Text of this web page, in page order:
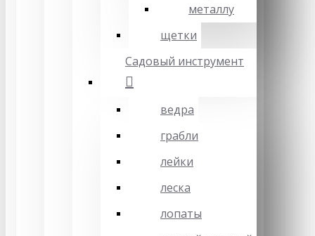
металлу
щетки
Садовый инструмент
ведра
грабли
лейки
леска
лопаты